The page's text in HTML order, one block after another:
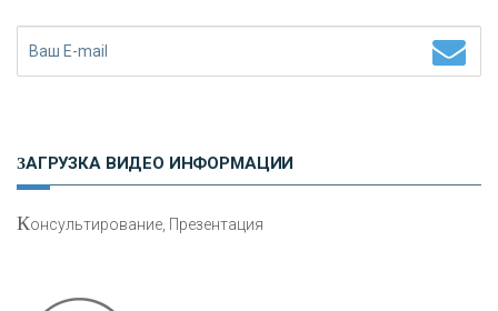
ЗАГРУЗКА ВИДЕО ИНФОРМАЦИИ
Консультирование, Презентация